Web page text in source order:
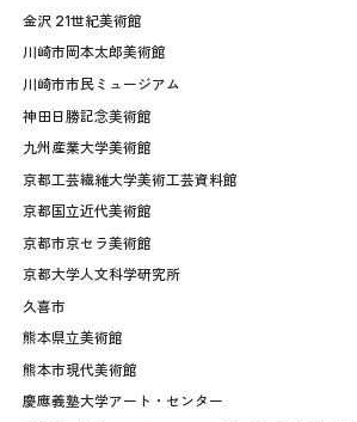
金沢 21世紀美術館
川崎市岡本太郎美術館
川崎市市民ミュージアム
神田日勝記念美術館
九州産業大学美術館
京都工芸繊維大学美術工芸資料館
京都国立近代美術館
京都市京セラ美術館
京都大学人文科学研究所
久喜市
熊本県立美術館
熊本市現代美術館
慶應義塾大学アート・センター